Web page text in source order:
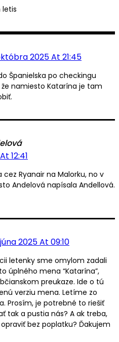
letis
2025 At 21:45
Španielska po checkingu
namiesto Katarína je tam
12:41
Ryanair na Malorku, no v
Andelová napísala Andellová.
2025 At 09:10
letenky sme omylom zadali
úplného mena “Katarína”,
preukaze. Ide o tú
verziu mena. Letíme zo
Prosím, je potrebné to riešiť
tak a pustia nás? A ak treba,
bez poplatku? Ďakujem